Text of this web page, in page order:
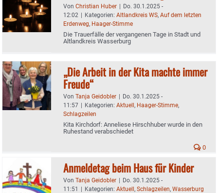
Von Christian Huber | Do. 30.1.2025 -
12:02 | Kategorien: Altlandkreis WS, Auf dem letzten
Erdenweg, Haager-Stimme
Die Trauerfälle der vergangenen Tage in Stadt und
Altlandkreis Wasserburg
„Die Arbeit in der Kita machte immer
Freude“
Von Tanja Geidobler | Do. 30.1.2025 -
11:57 | Kategorien: Aktuell, Haager-Stimme,
Schlagzeilen
Kita Kirchdorf: Anneliese Hirschhuber wurde in den
Ruhestand verabschiedet
0
Anmeldetag beim Haus für Kinder
Von Tanja Geidobler | Do. 30.1.2025 -
11:51 | Kategorien: Aktuell, Schlagzeilen, Wasserburg